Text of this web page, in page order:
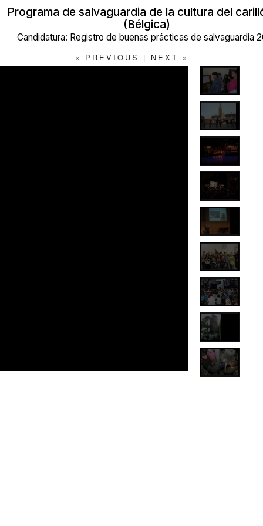
Programa de salvaguardia de la cultura del
(Bélgica)
Candidatura: Registro de buenas prácticas de salvaguardia
« PREVIOUS | NEXT »